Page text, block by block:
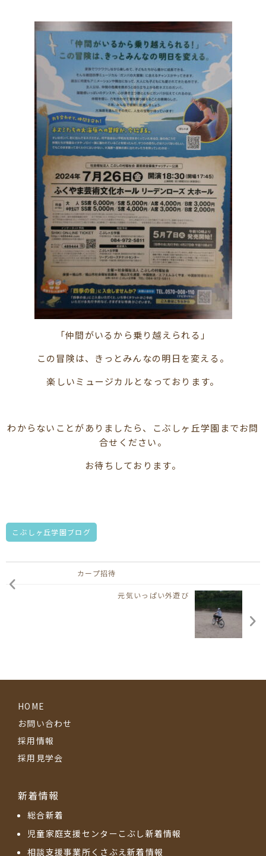
「仲間がいるから乗り越えられる」
この冒険は、きっとみんなの明日を変える。
楽しいミュージカルとなっております。
わからないことがありましたら、こぶしヶ丘学園までお問
合せください。
お待ちしております。
こぶしヶ丘学園ブログ
カープ招待
元気いっぱい外遊び
HOME
お問い合わせ
採用情報
採用見学会
新着情報
総合新着
児童家庭支援センターこぶし新着情報
相談支援事業所くさぶえ新着情報